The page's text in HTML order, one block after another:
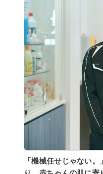
「機械任せじゃない